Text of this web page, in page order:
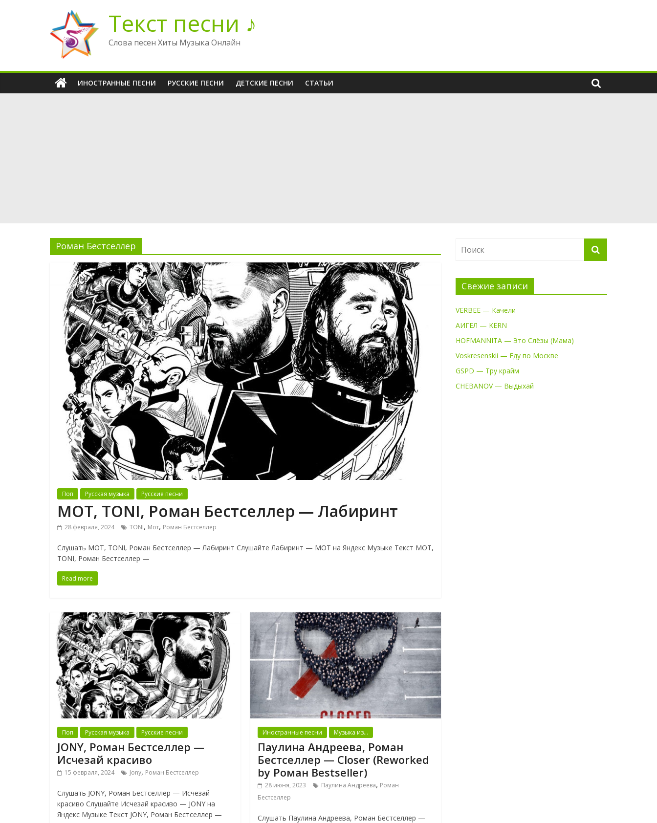
содержимому
Текст песни ♪
Слова песен Хиты Музыка Онлайн
ИНОСТРАННЫЕ ПЕСНИ РУССКИЕ ПЕСНИ ДЕТСКИЕ ПЕСНИ СТАТЬИ
Роман Бестселлер
Поп Русская музыка Русские песни
MOT, TONI, Роман Бестселлер — Лабиринт
28 февраля, 2024 TONI, Мот, Роман Бестселлер
Слушать MOT, TONI, Роман Бестселлер — Лабиринт Слушайте Лабиринт — MOT на Яндекс Музыке Текст MOT,
TONI, Роман Бестселлер —
Read more
Поп Русская музыка Русские песни
JONY, Роман Бестселлер —
Исчезай красиво
15 февраля, 2024 Jony, Роман Бестселлер
Слушать JONY, Роман Бестселлер — Исчезай
красиво Слушайте Исчезай красиво — JONY на
Яндекс Музыке Текст JONY, Роман Бестселлер —
Иностранные песни Музыка из...
Паулина Андреева, Роман
Бестселлер — Closer (Reworked
by Роман Bestseller)
28 июня, 2023 Паулина Андреева, Роман
Бестселлер
Слушать Паулина Андреева, Роман Бестселлер —
Свежие записи
VERBEE — Качели
АИГЕЛ — KERN
HOFMANNITA — Это Слёзы (Мама)
Voskresenskii — Еду по Москве
GSPD — Тру крайм
CHEBANOV — Выдыхай